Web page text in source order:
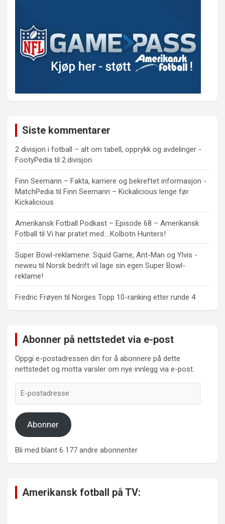
Siste kommentarer
2 divisjon i fotball – alt om tabell, opprykk og avdelinger -
FootyPedia til 2.divisjon
Finn Seemann – Fakta, karriere og bekreftet informasjon -
MatchPedia til Finn Seemann – Kickalicious lenge før
Kickalicious
Amerikansk Fotball Podkast – Episode 68 – Amerikansk
Fotball til Vi har pratet med….Kolbotn Hunters!
Super Bowl-reklamene: Squid Game, Ant-Man og Ylvis -
neweu til Norsk bedrift vil lage sin egen Super Bowl-
reklame!
Fredric Frøyen til Norges Topp 10-ranking etter runde 4
Abonner på nettstedet via e-post
Oppgi e-postadressen din for å abonnere på dette
nettstedet og motta varsler om nye innlegg via e-post.
postadresse
Abonner
Bli med blant 6 177 andre abonnenter
Amerikansk fotball på TV: